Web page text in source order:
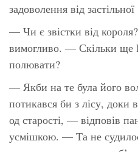
задоволення від
— Чи є звістки від
вимогливо. — Скільки ще
полювати?
— Якби на те була його
потикався би з лісу, доки
од старості, — відповів
усмішкою. — Та не